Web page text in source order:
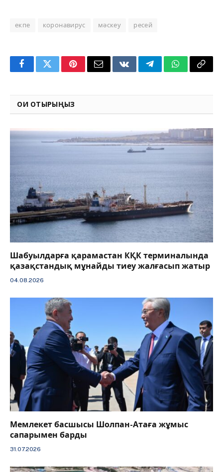
екпе коронавирус мәскеу ресей
FacebookTwitterPinterestEmail VKontakteTelegramWhatsApp
Copy
ОҚИ ОТЫРЫҢЫЗ
Шабуылдарға қарамастан КҚК терминалында
қазақстандық мұнайды тиеу жалғасып жатыр
04.08.2026
Мемлекет басшысы Шолпан-Атаға жұмыс
сапарымен барды
31.07.2026